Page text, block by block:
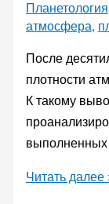
Планетология
атмосфера,
После
плотности
К такому
выполненных
Атмосфера
Читать далее